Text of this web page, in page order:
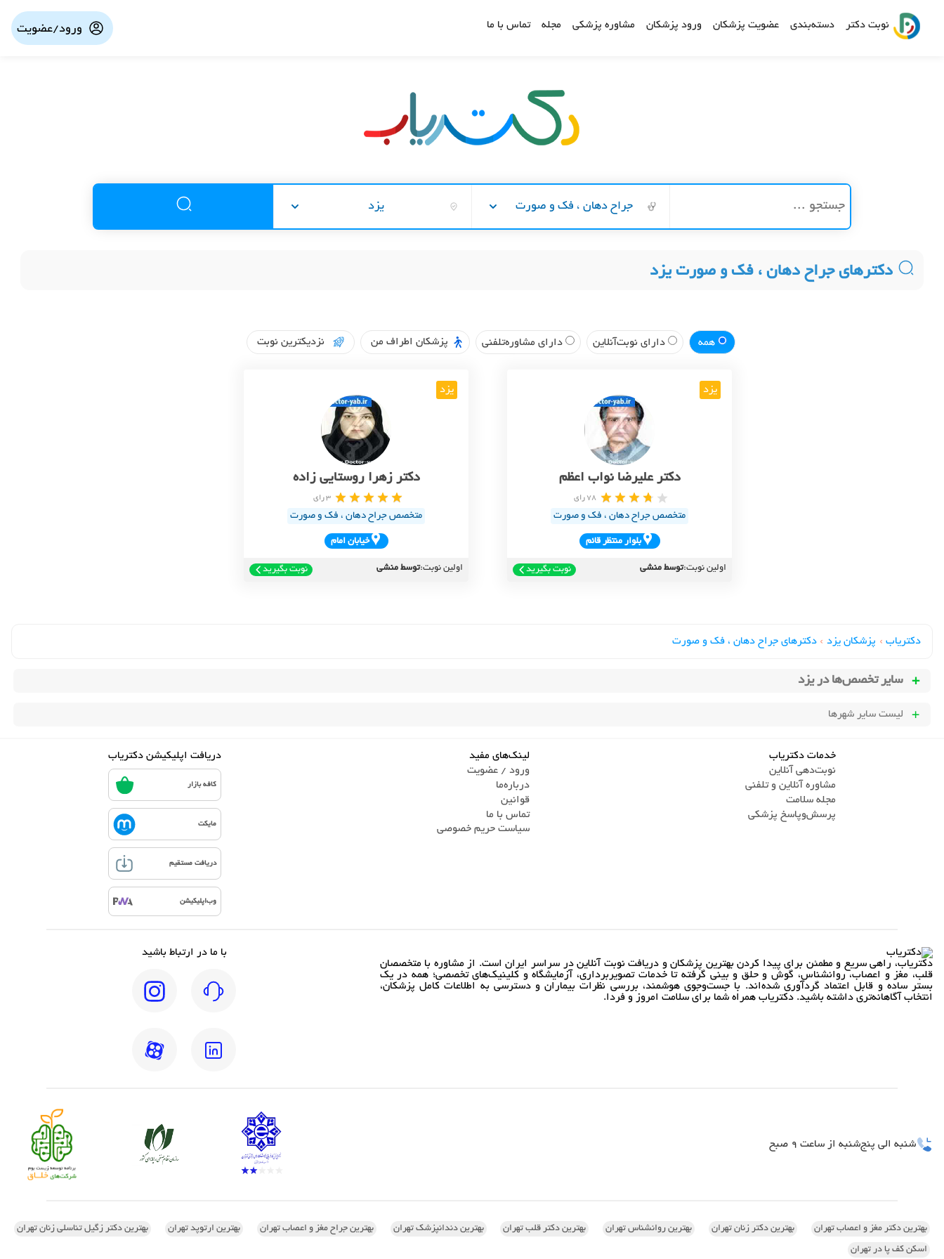
نوبت دکتر دسته‌بندی عضویت پزشکان ورود پزشکان مشاوره پزشکی مجله تماس با ما ورود/عضویت
جراح دهان ، فک و صورت یزد
دکترهای جراح دهان ، فک و صورت یزد
همه دارای نوبت‌آنلاین دارای مشاوره‌تلفنی پزشکان اطراف من نزدیکترین نوبت
یزد
دکتر علیرضا نواب اعظم
78 رای
متخصص جراح دهان ، فک و صورت
بلوار منتظر قائم
اولین نوبت:توسط منشی نوبت بگیرید
یزد
دکتر زهرا روستایی زاده
3 رای
متخصص جراح دهان ، فک و صورت
خيابان امام
اولین نوبت:توسط منشی نوبت بگیرید
دکتریاب › پزشکان یزد › دکترهای جراح دهان ، فک و صورت
سایر تخصص‌ها دریزد
لیست سایر شهرها
خدمات دکتریاب
نوبت‌دهی آنلاین
مشاوره آنلاین و تلفنی
مجله سلامت
پرسش‌و‌پاسخ پزشکی
لینک‌های مفید
ورود / عضویت
درباره‌ما
قوانین
تماس ‌با ما
سیاست حریم خصوصی
دریافت اپلیکیشن دکتریاب
کافه بازار
مایکت
دریافت مستقیم
وب‌اپلیکیشن
دکتریاب، راهی سریع و مطمئن برای پیدا کردن بهترین پزشکان و دریافت نوبت آنلاین در سراسر ایران است. از مشاوره با متخصصان
قلب، مغز و اعصاب، روانشناس، گوش و حلق و بینی گرفته تا خدمات تصویربرداری، آزمایشگاه و کلینیک‌های تخصصی؛ همه در یک
بستر ساده و قابل اعتماد گردآوری شده‌اند. با جست‌وجوی هوشمند، بررسی نظرات بیماران و دسترسی به اطلاعات کامل پزشکان،
انتخاب آگاهانه‌تری داشته باشید. دکتریاب همراه شما برای سلامت امروز و فردا.
با ما در ارتباط باشید
شنبه الی پنج‌شنبه از ساعت 9 صبح
بهترین دکتر مغز و اعصاب تهران بهترین دکتر زنان تهران بهترین روانشناس تهران بهترین دکتر قلب تهران بهترین دندانپزشک تهران بهترین جراح مغز و اعصاب تهران بهترین ارتوپد تهران بهترین دکتر زگیل تناسلی زنان تهران
اسکن کف پا در تهران